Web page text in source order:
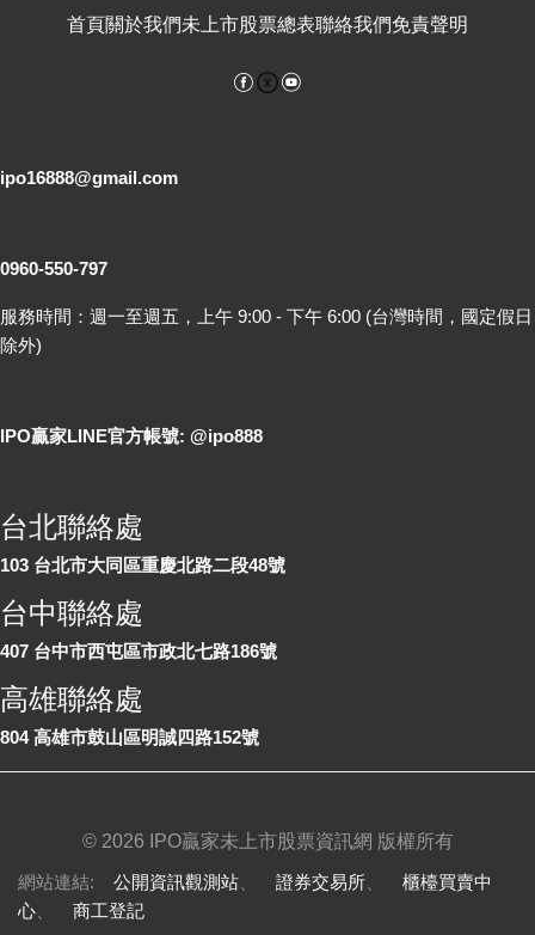
首頁關於我們未上市股票總表聯絡我們免責聲明
Facebook
ipo16888@gmail.com
0960-550-797
服務時間：週一至週五，上午 9:00 - 下午 6:00 (台灣時間，國定假日
除外)
IPO贏家LINE官方帳號: @ipo888
台北聯絡處
103 台北市大同區重慶北路二段48號
台中聯絡處
407 台中市西屯區市政北七路186號
高雄聯絡處
804 高雄市鼓山區明誠四路152號
© 2026 IPO贏家未上市股票資訊網 版權所有
網站連結: 公開資訊觀測站 證券交易所
櫃檯買賣中
心
商工登記